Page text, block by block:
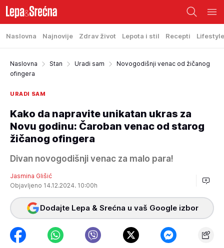
Naslovna Najnovije Zdrav život Lepota i stil Recepti Lifestyle
Naslovna Stan Uradi sam
Novogodišnji venac od žičanog
ofingera
URADI SAM
Kako da napravite unikatan ukras za
Novu godinu: Čaroban venac od starog
žičanog ofingera
Divan novogodišnji venac za malo para!
Jasmina Glišić
Objavljeno 14.12.2024. 10:00h
Dodajte Lepa & Srećna u vaš Google izbor